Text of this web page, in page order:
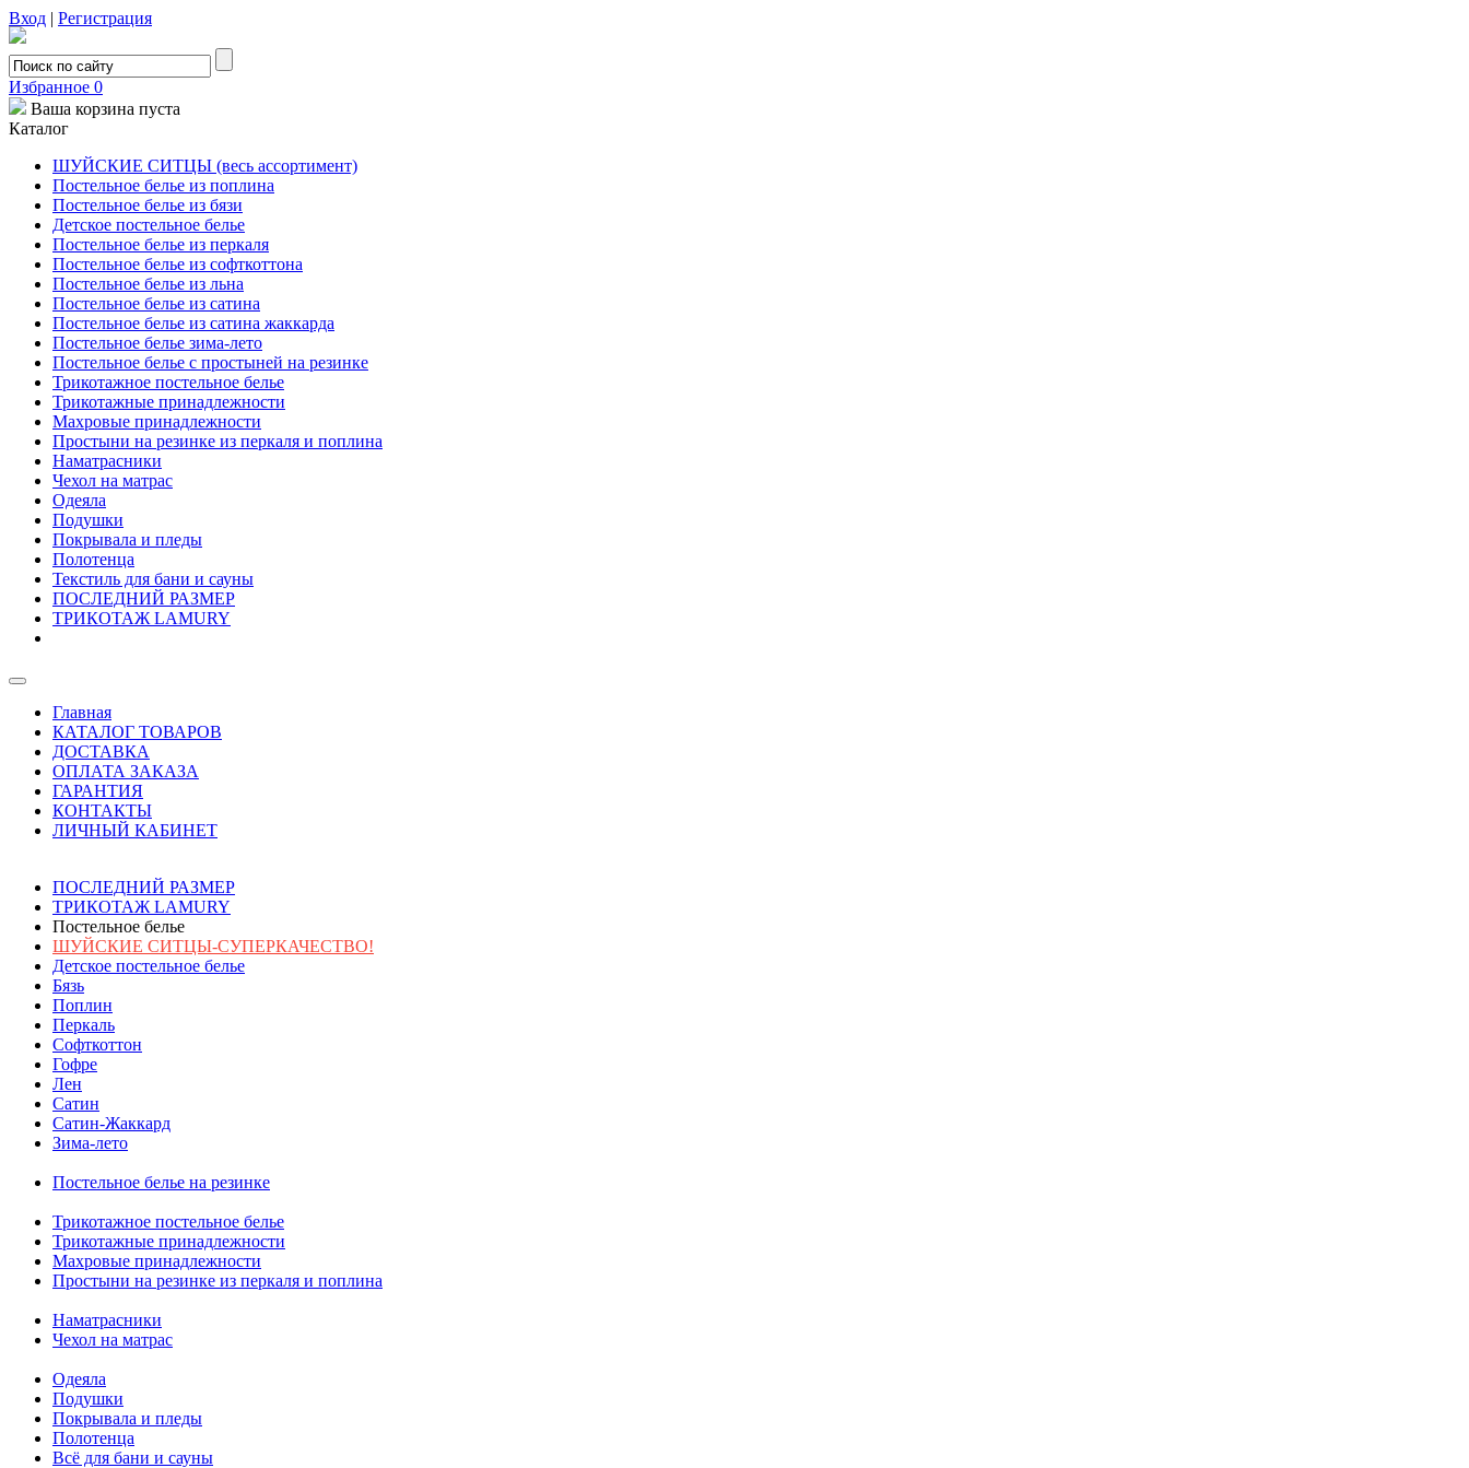
Вход | Регистрация
Избранное 0
Ваша корзина пуста
Каталог
ШУЙСКИЕ СИТЦЫ (весь ассортимент)
Постельное белье из поплина
Постельное белье из бязи
Детское постельное белье
Постельное белье из перкаля
Постельное белье из софткоттона
Постельное белье из льна
Постельное белье из сатина
Постельное белье из сатина жаккарда
Постельное белье зима-лето
Постельное белье с простыней на резинке
Трикотажное постельное белье
Трикотажные принадлежности
Махровые принадлежности
Простыни на резинке из перкаля и поплина
Наматрасники
Чехол на матрас
Одеяла
Подушки
Покрывала и пледы
Полотенца
Текстиль для бани и сауны
ПОСЛЕДНИЙ РАЗМЕР
ТРИКОТАЖ LAMURY
Главная
КАТАЛОГ ТОВАРОВ
ДОСТАВКА
ОПЛАТА ЗАКАЗА
ГАРАНТИЯ
КОНТАКТЫ
ЛИЧНЫЙ КАБИНЕТ
ПОСЛЕДНИЙ РАЗМЕР
ТРИКОТАЖ LAMURY
Постельное белье
ШУЙСКИЕ СИТЦЫ-СУПЕРКАЧЕСТВО!
Детское постельное белье
Бязь
Поплин
Перкаль
Софткоттон
Гофре
Лен
Сатин
Сатин-Жаккард
Зима-лето
Постельное белье на резинке
Трикотажное постельное белье
Трикотажные принадлежности
Махровые принадлежности
Простыни на резинке из перкаля и поплина
Наматрасники
Чехол на матрас
Одеяла
Подушки
Покрывала и пледы
Полотенца
Всё для бани и сауны